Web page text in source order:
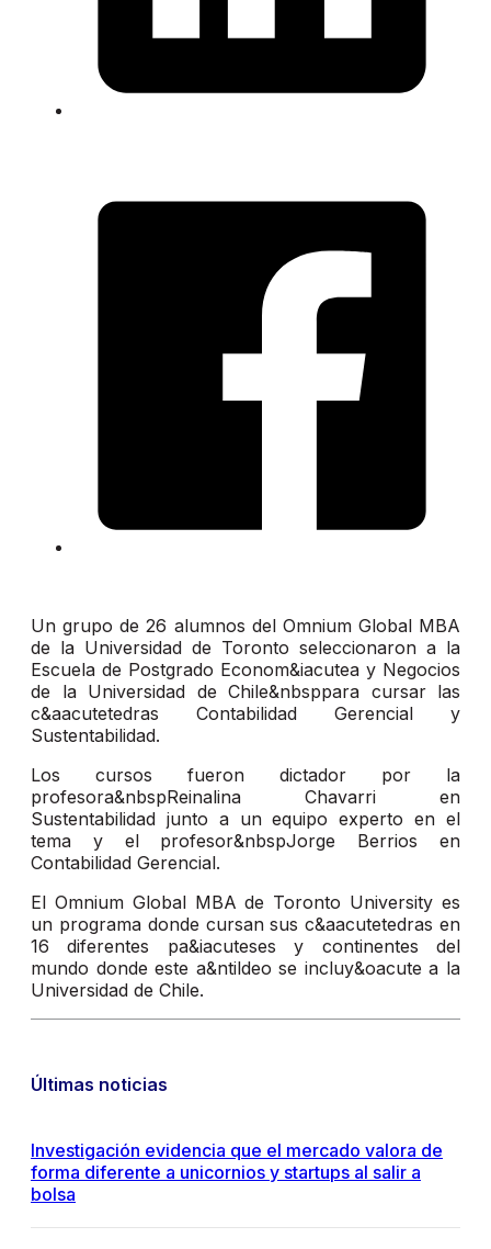
Un grupo de 26 alumnos del Omnium Global MBA
de la Universidad de Toronto seleccionaron a la
Escuela de Postgrado Econom&iacutea y Negocios
de la Universidad de Chile&nbsppara cursar las
c&aacutetedras Contabilidad Gerencial y
Sustentabilidad.
Los cursos fueron dictador por la
profesora&nbspReinalina Chavarri en
Sustentabilidad junto a un equipo experto en el
tema y el profesor&nbspJorge Berrios en
Contabilidad Gerencial.
El Omnium Global MBA de Toronto University es
un programa donde cursan sus c&aacutetedras en
16 diferentes pa&iacuteses y continentes del
mundo donde este a&ntildeo se incluy&oacute a la
Universidad de Chile.
Últimas noticias
Investigación evidencia que el mercado valora de
forma diferente a unicornios y startups al salir a
bolsa